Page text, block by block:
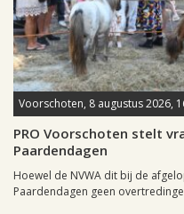
Voorschoten, 8 augustus 2026,
PRO Voorschoten stelt
Paardendagen
Hoewel de NVWA dit bij de
Paardendagen geen